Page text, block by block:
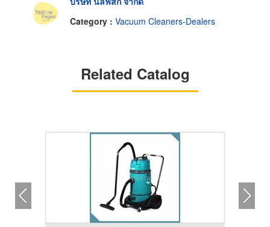
Category : Vacuum Cleaners-Dealers
Related Catalog